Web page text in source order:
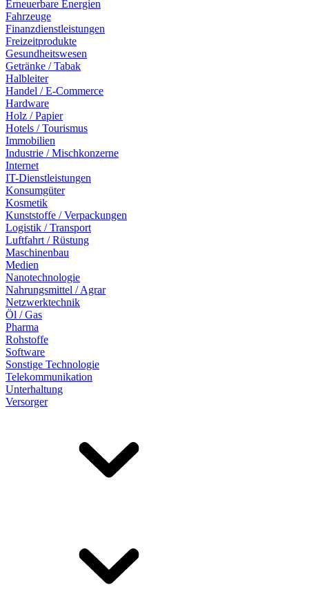
Erneuerbare Energien
Fahrzeuge
Finanzdienstleistungen
Freizeitprodukte
Gesundheitswesen
Getränke / Tabak
Halbleiter
Handel / E-Commerce
Hardware
Holz / Papier
Hotels / Tourismus
Immobilien
Industrie / Mischkonzerne
Internet
IT-Dienstleistungen
Konsumgüter
Kosmetik
Kunststoffe / Verpackungen
Logistik / Transport
Luftfahrt / Rüstung
Maschinenbau
Medien
Nanotechnologie
Nahrungsmittel / Agrar
Netzwerktechnik
Öl / Gas
Pharma
Rohstoffe
Software
Sonstige Technologie
Telekommunikation
Unterhaltung
Versorger